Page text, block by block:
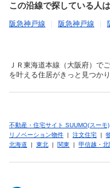
この沿線で探している人
阪急神戸線 阪急神戸線
ＪＲ東海道本線（大阪府）で
を叶える住居がきっと見つか
不動産・住宅サイト SUUMO(スーモ)
リノベーション物件 | 注文住宅 |
北海道 | 東北 | 関東 | 甲信越・北